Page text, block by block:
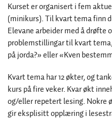
Kurset er organisert i fem
(minikurs). Til kvart tema finn
Elevane arbeider med å drøfte
problemstillingar til kvart
på jorda?» eller «Kven
Kvart tema har 12 økter, og
kurs på fire veker. Kvar økt
og/eller repetert lesing. Nokre
gir eksplisitt opplæring i